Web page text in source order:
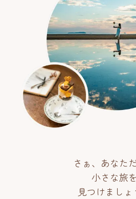
さぁ、あなた
小さな旅を
見つけまし